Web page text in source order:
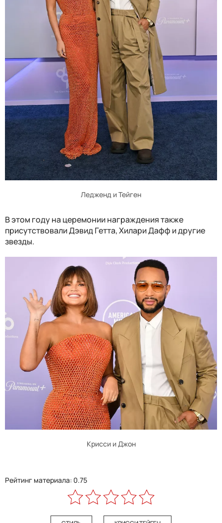
Ледженд и Тейген
В этом году на церемонии награждения также
присутствовали Дэвид Гетта, Хилари Дафф и другие
звезды.
Крисси и Джон
Рейтинг материала: 0.75